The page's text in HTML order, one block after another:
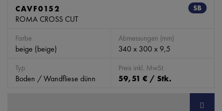
SB
CAVF0152
ROMA CROSS CUT
Farbe
beige (beige)
Abmessungen (mm)
340 x 300 x 9,5
Typ
Boden / Wandfliese dünn
Preis inkl. MwSt.
59,51 € / Stk.